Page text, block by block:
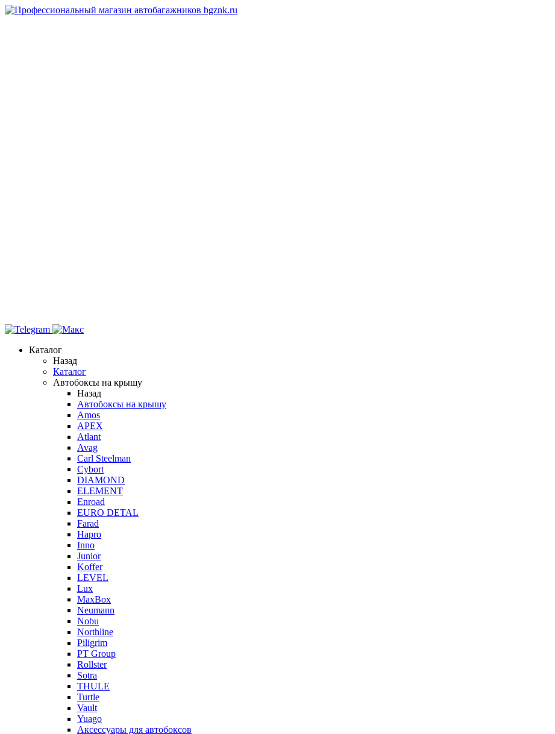
Каталог
Назад
Каталог
Автобоксы на крышу
Назад
Автобоксы на крышу
Amos
APEX
Atlant
Avag
Carl Steelman
Cybort
DIAMOND
ELEMENT
Enroad
EURO DETAL
Farad
Hapro
Inno
Junior
Koffer
LEVEL
Lux
MaxBox
Neumann
Nobu
Northline
Piligrim
PT Group
Rollster
Sotra
THULE
Turtle
Vault
Yuago
Аксессуары для автобоксов